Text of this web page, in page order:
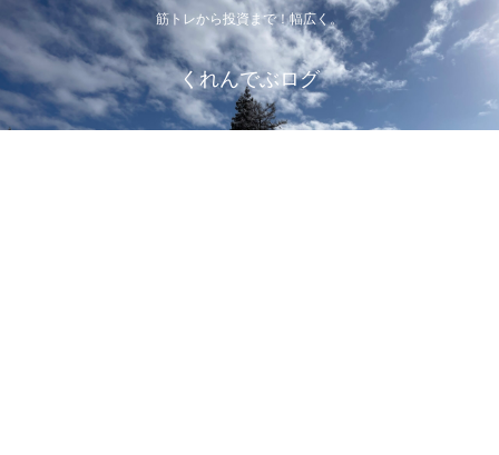
筋トレから投資まで！幅広く。
くれんでぶログ